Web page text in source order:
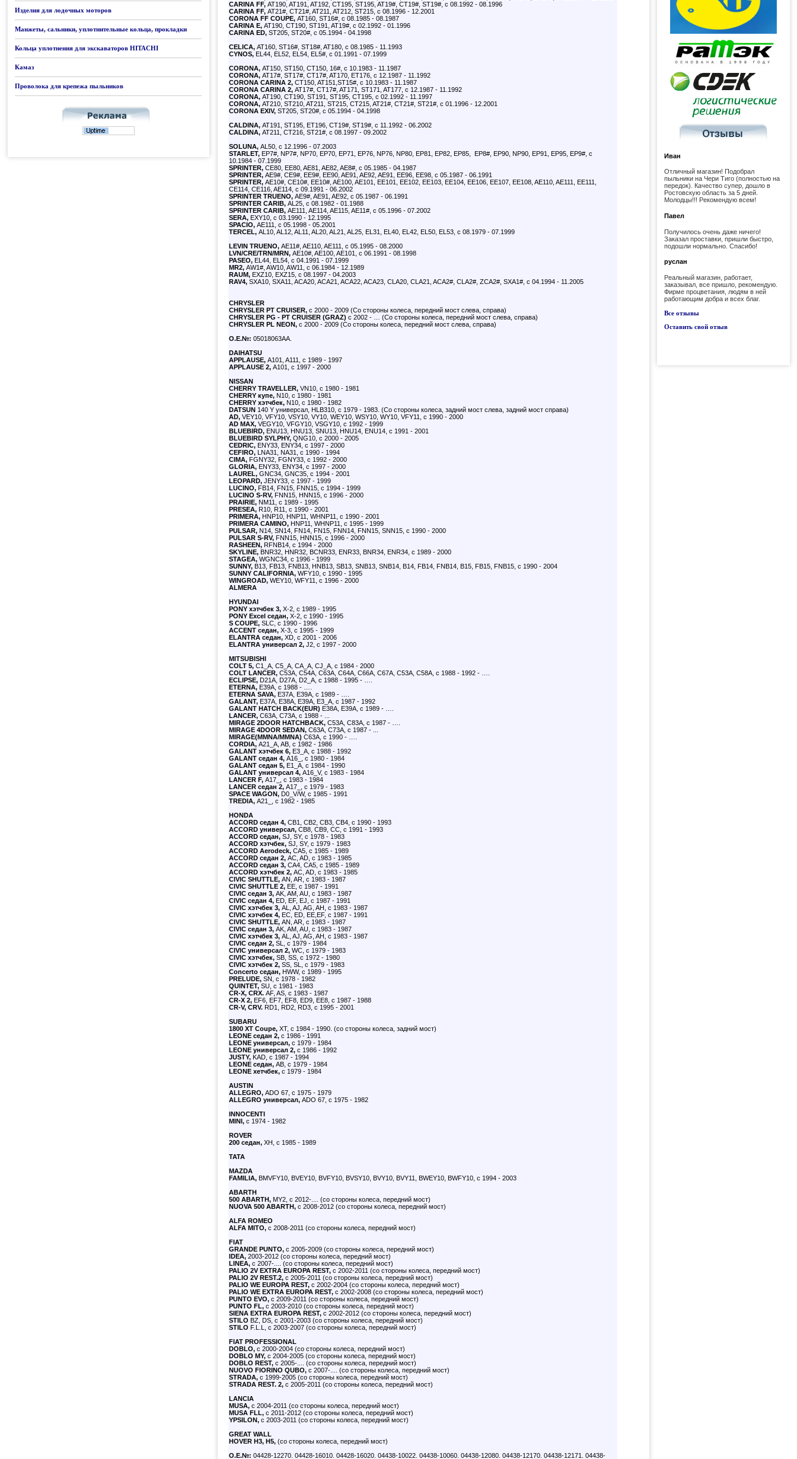
Изделия для лодочных моторов
Манжеты, сальники, уплотнительные кольца, прокладки
Кольца уплотнения для экскаваторов HITACHI
Камаз
Проволока для крепежа пыльников
CARINA FF, AT190, AT191, AT192, CT195, ST195, AT19#, CT19#, ST19#, с 08.1992 - 08.1996
CARINA FF, AT21#, CT21#, AT211, AT212, ST215, с 08.1996 - 12.2001
CORONA FF COUPE, AT160, ST16#, с 08.1985 - 08.1987
CARINA E, AT190, CT190, ST191, AT19#, с 02.1992 - 01.1996
CARINA ED, ST205, ST20#, с 05.1994 - 04.1998
CELICA, AT160, ST16#, ST18#, AT180, с 08.1985 - 11.1993
CYNOS, EL44, EL52, EL54, EL5#, с 01.1991 - 07.1999
CORONA, AT150, ST150, CT150, 16#, с 10.1983 - 11.1987
CORONA, AT17#, ST17#, CT17#, AT170, ET176, с 12.1987 - 11.1992
CORONA CARINA 2, CT150, AT151,ST15#, с 10.1983 - 11.1987
CORONA CARINA 2, AT17#, CT17#, AT171, ST171, AT177, с 12.1987 - 11.1992
CORONA, AT190, CT190, ST191, ST195, CT195, с 02.1992 - 11.1997
CORONA, AT210, ST210, AT211, ST215, CT215, AT21#, CT21#, ST21#, с 01.1996 - 12.2001
CORONA EXIV, ST205, ST20#, с 05.1994 - 04.1998
CALDINA, AT191, ST195, ET196, CT19#, ST19#, с 11.1992 - 06.2002
CALDINA, AT211, CT216, ST21#, с 08.1997 - 09.2002
SOLUNA, AL50, с 12.1996 - 07.2003
STARLET, EP7#, NP7#, NP70, EP70, EP71, EP76, NP76, NP80, EP81, EP82, EP85, EP8#, EP90, NP90, EP91, EP95, EP9#, с
10.1984 - 07.1999
SPRINTER, CE80, EE80, AE81, AE82, AE8#, с 05.1985 - 04.1987
SPRINTER, AE9#, CE9#, EE9#, EE90, AE91, AE92, AE91, EE96, EE98, с 05.1987 - 06.1991
SPRINTER, AE10#, CE10#, EE10#, AE100, AE101, EE101, EE102, EE103, EE104, EE106, EE107, EE108, AE110, AE111, EE111,
CE114, CE116, AE114, с 09.1991 - 06.2002
SPRINTER TRUENO, AE9#, AE91, AE92, с 05.1987 - 06.1991
SPRINTER CARIB, AL25, с 08.1982 - 01.1988
SPRINTER CARIB, AE111, AE114, AE115, AE11#, с 05.1996 - 07.2002
SERA, EXY10, с 03.1990 - 12.1995
SPACIO, AE111, с 05.1998 - 05.2001
TERCEL, AL10, AL12, AL11, AL20, AL21, AL25, EL31, EL40, EL42, EL50, EL53, с 08.1979 - 07.1999
LEVIN TRUENO, AE11#, AE110, AE111, с 05.1995 - 08.2000
LVN/CRE/TRN/MRN, AE10#, AE100, AE101, с 06.1991 - 08.1998
PASEO, EL44, EL54, с 04.1991 - 07.1999
MR2, AW1#, AW10, AW11, с 06.1984 - 12.1989
RAUM, EXZ10, EXZ15, с 08.1997 - 04.2003
RAV4, SXA10, SXA11, ACA20, ACA21, ACA22, ACA23, CLA20, CLA21, ACA2#, CLA2#, ZCA2#, SXA1#, с 04.1994 - 11.2005
CHRYSLER
CHRYSLER PT CRUISER, с 2000 - 2009 (Со стороны колеса, передний мост слева, справа)
CHRYSLER PG - PT CRUISER (GRAZ) с 2002 - … (Со стороны колеса, передний мост слева, справа)
CHRYSLER PL NEON, с 2000 - 2009 (Со стороны колеса, передний мост слева, справа)
О.Е.№: 05018063AA.
DAIHATSU
APPLAUSE, A101, A111, с 1989 - 1997
APPLAUSE 2, A101, с 1997 - 2000
NISSAN
CHERRY TRAVELLER, VN10, с 1980 - 1981
CHERRY купе, N10, с 1980 - 1981
CHERRY хэтчбек, N10, с 1980 - 1982
DATSUN 140 Y универсал, HLB310, с 1979 - 1983. (Со стороны колеса, задний мост слева, задний мост справа)
AD, VEY10, VFY10, VSY10, VY10, WEY10, WSY10, WY10, VFY11, с 1990 - 2000
AD MAX, VEGY10, VFGY10, VSGY10, с 1992 - 1999
BLUEBIRD, ENU13, HNU13, SNU13, HNU14, ENU14, с 1991 - 2001
BLUEBIRD SYLPHY, QNG10, с 2000 - 2005
CEDRIC, ENY33, ENY34, с 1997 - 2000
CEFIRO, LNA31, NA31, с 1990 - 1994
CIMA, FGNY32, FGNY33, с 1992 - 2000
GLORIA, ENY33, ENY34, с 1997 - 2000
LAUREL, GNC34, GNC35, с 1994 - 2001
LEOPARD, JENY33, с 1997 - 1999
LUCINO, FB14, FN15, FNN15, с 1994 - 1999
LUCINO S-RV, FNN15, HNN15, с 1996 - 2000
PRAIRIE, NM11, с 1989 - 1995
PRESEA, R10, R11, с 1990 - 2001
PRIMERA, HNP10, HNP11, WHNP11, с 1990 - 2001
PRIMERA CAMINO, HNP11, WHNP11, с 1995 - 1999
PULSAR, N14, SN14, FN14, FN15, FNN14, FNN15, SNN15, с 1990 - 2000
PULSAR S-RV, FNN15, HNN15, с 1996 - 2000
RASHEEN, RFNB14, с 1994 - 2000
SKYLINE, BNR32, HNR32, BCNR33, ENR33, BNR34, ENR34, с 1989 - 2000
STAGEA, WGNC34, с 1996 - 1999
SUNNY, B13, FB13, FNB13, HNB13, SB13, SNB13, SNB14, B14, FB14, FNB14, B15, FB15, FNB15, с 1990 - 2004
SUNNY CALIFORNIA, WFY10, с 1990 - 1995
WINGROAD, WEY10, WFY11, с 1996 - 2000
ALMERA
HYUNDAI
PONY хэтчбек 3, X-2, с 1989 - 1995
PONY Excel седан, X-2, с 1990 - 1995
S COUPE, SLC, с 1990 - 1996
ACCENT седан, X-3, с 1995 - 1999
ELANTRA седан, XD, с 2001 - 2006
ELANTRA универсал 2, J2, с 1997 - 2000
MITSUBISHI
COLT 5, C1_A, C5_A, CA_A, CJ_A, с 1984 - 2000
COLT LANCER, C53A, C54A, C63A, C64A, C66A, C67A, C53A, C58A, с 1988 - 1992 - ….
ECLIPSE, D21A, D27A, D2_A, с 1988 - 1995 - ….
ETERNA, E39A, с 1988 - ….
ETERNA SAVA, E37A, E39A, с 1989 - ….
GALANT, E37A, E38A, E39A, E3_A, с 1987 - 1992
GALANT HATCH BACK(EUR) E38A, E39A, с 1989 - ….
LANCER, C63A, C73A, с 1988 - ...
MIRAGE 2DOOR HATCHBACK, C53A, C83A, с 1987 - ….
MIRAGE 4DOOR SEDAN, C63A, C73A, с 1987 - ...
MIRAGE(MMNA/MMNA) C63A, с 1990 - ….
CORDIA, A21_A, AB, с 1982 - 1986
GALANT хэтчбек 6, E3_A, с 1988 - 1992
GALANT седан 4, A16_, с 1980 - 1984
GALANT седан 5, E1_A, с 1984 - 1990
GALANT универсал 4, A16_V, с 1983 - 1984
LANCER F, A17_, с 1983 - 1984
LANCER седан 2, A17_, с 1979 - 1983
SPACE WAGON, D0_V/W, с 1985 - 1991
TREDIA, A21_, с 1982 - 1985
HONDA
ACCORD седан 4, CB1, CB2, CB3, CB4, с 1990 - 1993
ACCORD универсал, CB8, CB9, CC, с 1991 - 1993
ACCORD седан, SJ, SY, с 1978 - 1983
ACCORD хэтчбек, SJ, SY, с 1979 - 1983
ACCORD Aerodeck, CA5, с 1985 - 1989
ACCORD седан 2, AC, AD, с 1983 - 1985
ACCORD седан 3, CA4, CA5, с 1985 - 1989
ACCORD хэтчбек 2, AC, AD, с 1983 - 1985
CIVIC SHUTTLE, AN, AR, с 1983 - 1987
CIVIC SHUTTLE 2, EE, с 1987 - 1991
CIVIC седан 3, AK, AM, AU, с 1983 - 1987
CIVIC седан 4, ED, EF, EJ, с 1987 - 1991
CIVIC хэтчбек 3, AL, AJ, AG, AH, с 1983 - 1987
CIVIC хэтчбек 4, EC, ED, EE,EF, с 1987 - 1991
CIVIC SHUTTLE, AN, AR, с 1983 - 1987
CIVIC седан 3, AK, AM, AU, с 1983 - 1987
CIVIC хэтчбек 3, AL, AJ, AG, AH, с 1983 - 1987
CIVIC седан 2, SL, с 1979 - 1984
CIVIC универсал 2, WC, с 1979 - 1983
CIVIC хэтчбек, SB, SS, с 1972 - 1980
CIVIC хэтчбек 2, SS, SL, с 1979 - 1983
Concerto седан, HWW, с 1989 - 1995
PRELUDE, SN, с 1978 - 1982
QUINTET, SU, с 1981 - 1983
CR-X, CRX. AF, AS, с 1983 - 1987
CR-X 2, EF6, EF7, EF8, ED9, EE8, с 1987 - 1988
CR-V, CRV. RD1, RD2, RD3, с 1995 - 2001
SUBARU
1800 XT Coupe, XT, с 1984 - 1990. (со стороны колеса, задний мост)
LEONE седан 2, с 1986 - 1991
LEONE универсал, с 1979 - 1984
LEONE универсал 2, с 1986 - 1992
JUSTY, KAD, с 1987 - 1994
LEONE седан, AB, с 1979 - 1984
LEONE хетчбек, с 1979 - 1984
AUSTIN
ALLEGRO, ADO 67, с 1975 - 1979
ALLEGRO универсал, ADO 67, с 1975 - 1982
INNOCENTI
MINI, с 1974 - 1982
ROVER
200 седан, XH, с 1985 - 1989
TATA
MAZDA
FAMILIA, BMVFY10, BVEY10, BVFY10, BVSY10, BVY10, BVY11, BWEY10, BWFY10, с 1994 - 2003
ABARTH
500 ABARTH, MY2, с 2012-.... (со стороны колеса, передний мост)
NUOVA 500 ABARTH, с 2008-2012 (со стороны колеса, передний мост)
ALFA ROMEO
ALFA MITO, с 2008-2011 (со стороны колеса, передний мост)
FIAT
GRANDE PUNTO, с 2005-2009 (со стороны колеса, передний мост)
IDEA, 2003-2012 (со стороны колеса, передний мост)
LINEA, с 2007-.... (со стороны колеса, передний мост)
PALIO 2V EXTRA EUROPA REST, с 2002-2011 (со стороны колеса, передний мост)
PALIO 2V REST.2, с 2005-2011 (со стороны колеса, передний мост)
PALIO WE EUROPA REST, с 2002-2004 (со стороны колеса, передний мост)
PALIO WE EXTRA EUROPA REST, с 2002-2008 (со стороны колеса, передний мост)
PUNTO EVO, с 2009-2011 (со стороны колеса, передний мост)
PUNTO FL, с 2003-2010 (со стороны колеса, передний мост)
SIENA EXTRA EUROPA REST, с 2002-2012 (со стороны колеса, передний мост)
STILO BZ, DS, с 2001-2003 (со стороны колеса, передний мост)
STILO F.L.L, с 2003-2007 (со стороны колеса, передний мост)
FIAT PROFESSIONAL
DOBLO, с 2000-2004 (со стороны колеса, передний мост)
DOBLO MY, с 2004-2005 (со стороны колеса, передний мост)
DOBLO REST, с 2005-.... (со стороны колеса, передний мост)
NUOVO FIORINO QUBO, с 2007-.... (со стороны колеса, передний мост)
STRADA, с 1999-2005 (со стороны колеса, передний мост)
STRADA REST. 2, с 2005-2011 (со стороны колеса, передний мост)
LANCIA
MUSA, с 2004-2011 (со стороны колеса, передний мост)
MUSA FLL, с 2011-2012 (со стороны колеса, передний мост)
YPSILON, с 2003-2011 (со стороны колеса, передний мост)
GREAT WALL
HOVER H3, H5, (со стороны колеса, передний мост)
О.Е.№: 04428-12270. 04428-16010. 04428-16020. 04438-10022. 04438-10060. 04438-12080. 04438-12170. 04438-12171. 04438-
Иван
Отличный магазин! Подобрал
пыльники на Чери Тиго (полностью на
передок). Качество супер, дошло в
Ростовскую область за 5 дней.
Молодцы!!! Рекомендую всем!
Павел
Получилось очень даже ничего!
Заказал проставки, пришли быстро,
подошли нормально. Спасибо!
руслан
Реальный магазин, работает,
заказывал, все пришло, рекомендую.
Фирме процветания, людям в ней
работающим добра и всех благ.
Все отзывы
Оставить свой отзыв